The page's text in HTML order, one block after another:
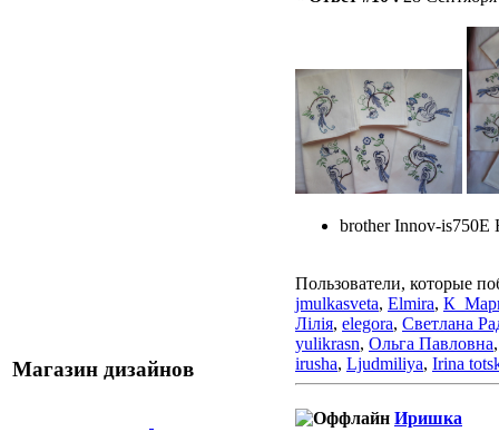
Магазин дизайнов
brother Innov-is750E
Пользователи, которые
jmulkasveta, Elmira,
Лілія, elegora, Светлана
yulikrasn, Ольга Павловна
irusha, Ljudmiliya, Irina
Иришка